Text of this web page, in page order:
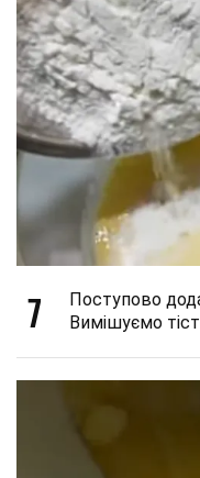
7
Поступово
Вимішуємо